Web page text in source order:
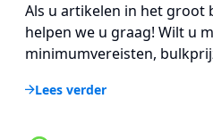
Als u artikelen in het groot
helpen we u graag! Wilt u
minimumvereisten,
Lees verder